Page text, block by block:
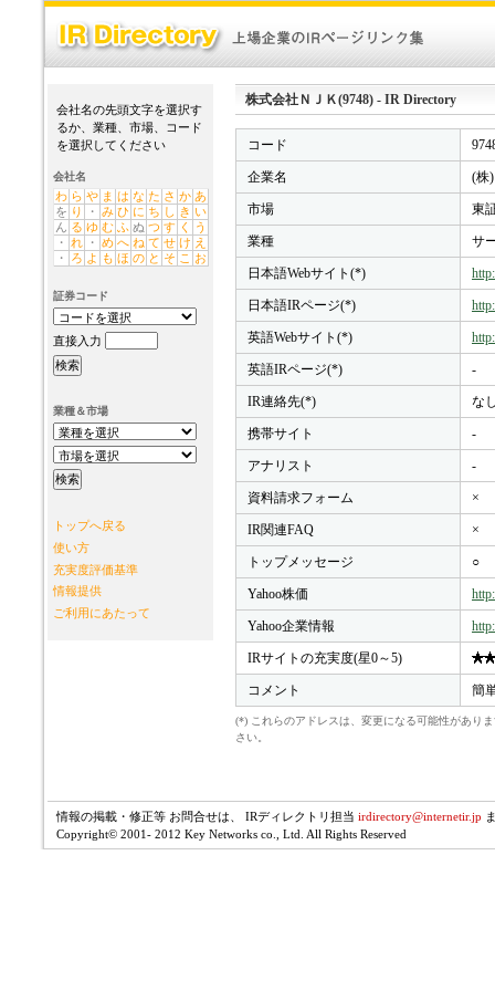
会社名の先頭文字を選択す
るか、業種、市場、コード
を選択してください
会社名
わ ら や ま は な た さ か あ
を り ・ み ひ に ち し き い
ん る ゆ む ふ ぬ つ す く
う
・ れ ・ め へ ね て せ け え
・
ろ よ も ほ の と そ こ お
証券コード
直接入力
業種＆市場
トップへ戻る
使い方
充実度評価基準
情報提供
ご利用にあたって
株式会社ＮＪＫ(9748) - IR Directory
コード
企業名 (株
市場 東
業種 サ
日本語Webサイト(*)
日本語IRページ(*)
英語Webサイト(*)
英語IRページ(*) -
IR連絡先(*) な
携帯サイト -
アナリスト -
資料請求フォーム ×
IR関連FAQ ×
トップメッセージ ○
Yahoo株価
Yahoo企業情報
IRサイトの充実度(星0～5)
コメント 簡
(*) これらのアドレスは、変更になる可能性があり
さい。
情報の掲載・修正等 お問合せは、 IRディレクトリ担当 irdirectory@internetir.jp
Copyright© 2001- 2012 Key Networks co., Ltd. All Rights Reserved